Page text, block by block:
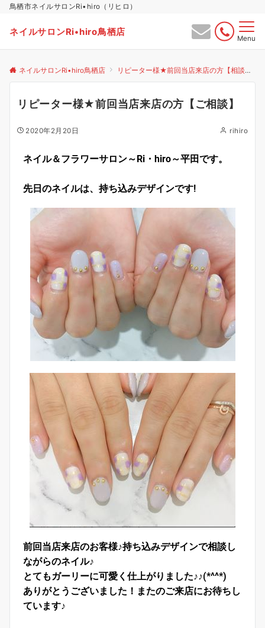
鳥栖市ネイルサロンRi•hiro（リヒロ）
ネイルサロンRi•hiro鳥栖店
Menu
ネイルサロンRi•hiro鳥栖店 リピーター様★前回当店来店の方【相談】
リピーター様★前回当店来店の方【ご相談】
2020年2月20日 rihiro
ネイル＆フラワーサロン～Ri・hiro～平田です。
先日のネイルは、持ち込みデザインです!
前回当店来店のお客様♪持ち込みデザインで相談し
ながらのネイル♪
とてもガーリーに可愛く仕上がりました♪♪(*^^*)
ありがとうございました！またのご来店にお待ちし
ています♪